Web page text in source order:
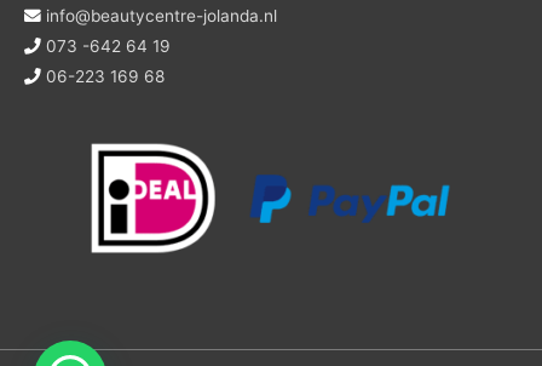
info@beautycentre-jolanda.nl
073 -642 64 19
06-223 169 68